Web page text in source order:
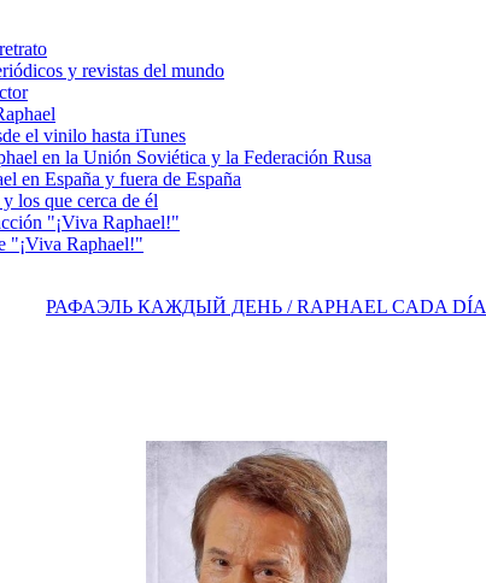
y revistas del mundo
el vinilo hasta iTunes
en la Unión Soviética y la Federación Rusa
en España y fuera de España
los que cerca de él
"¡Viva Raphael!"
"¡Viva Raphael!"
РАФАЭЛЬ КАЖДЫЙ ДЕНЬ / RAPHAEL CADA DÍA